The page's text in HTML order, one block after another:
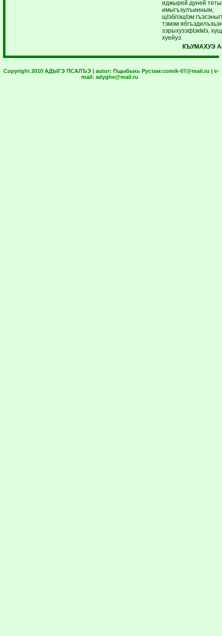
иджырей дуней
имыгъэулъииным,
щIэблэщIэм
тэмэм
зэрыхузэфIэкIкIэ,
хуейуэ.
КЪУМАХУЭ
Copyright 2010 АДЫГЭ ПСАЛЪЭ | autor: Пщыбыхь Рустам:comik-07@mail.ru | e-
mail: adyghe@mail.ru